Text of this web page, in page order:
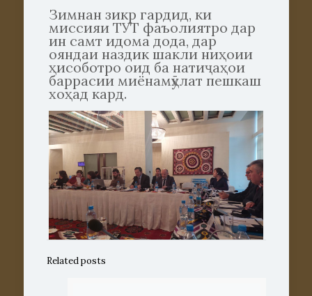
Зимнан зикр гардид, ки
миссияи ТУТ фаъолиятро дар
ин самт идома дода, дар
ояндаи наздик шакли ниҳоии
ҳисоботро оид ба натиҷаҳои
баррасии миёнамӯҳлат пешкаш
хоҳад кард.
Related posts